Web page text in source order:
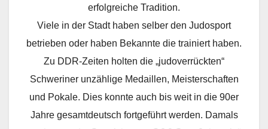
erfolgreiche Tradition.
Viele in der Stadt haben selber den Judosport
betrieben oder haben Bekannte die trainiert haben.
Zu DDR-Zeiten holten die „judoverrückten“
Schweriner unzählige Medaillen, Meisterschaften
und Pokale. Dies konnte auch bis weit in die 90er
Jahre gesamtdeutsch fortgeführt werden. Damals